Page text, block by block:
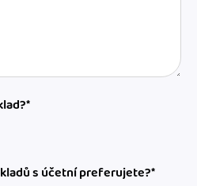
s účetní preferujete?*